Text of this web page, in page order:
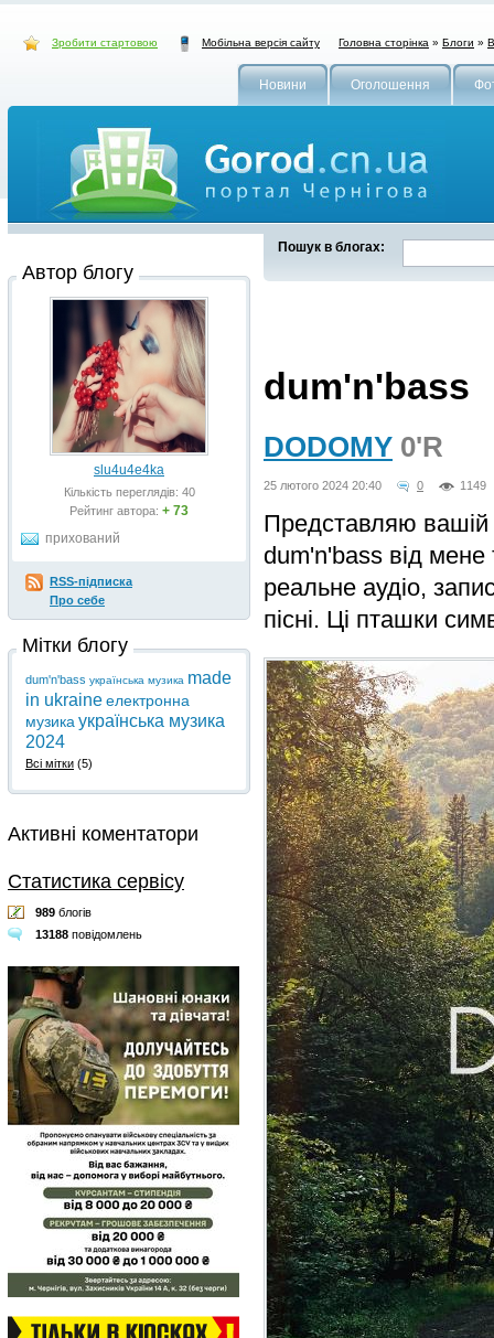
Зробити стартовою Мобільна версія сайту Головна сторінка » Блоги »
Новини Оголошення
Пошук в блогах:
dum'n'bass
DODOMY 0'R
25 лютого 2024 20:40 0 1149
Представляю вашій
dum'n'bass від мене
реальне аудіо,
пісні. Ці пташки
Автор блогу
slu4u4e4ka
Кількість переглядів: 40
Рейтинг автора: + 73
прихований
RSS-підписка
Про себе
Мітки блогу
dum'n'bass українська музика made
in ukraineелектронна
музика українська музика
2024
Всі мітки (5)
Активні коментатори
Статистика сервісу
989 блогів
13188 повідомлень